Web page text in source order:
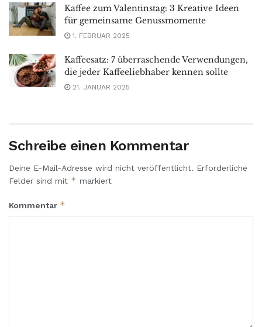
Kaffee zum Valentinstag: 3 Kreative Ideen
für gemeinsame Genussmomente
1. FEBRUAR 2025
Kaffeesatz: 7 überraschende Verwendungen,
die jeder Kaffeeliebhaber kennen sollte
21. JANUAR 2025
Schreibe einen Kommentar
Deine E-Mail-Adresse wird nicht veröffentlicht. Erforderliche
Felder sind mit * markiert
Kommentar *